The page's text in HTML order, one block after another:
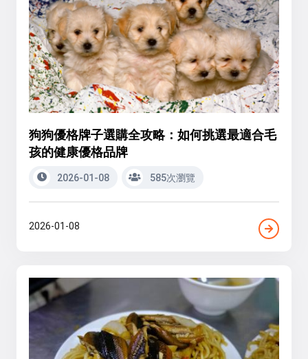
狗狗優格牌子選購全攻略：如何挑選最適合毛
孩的健康優格品牌
2026-01-08 585次瀏覽
2026-01-08